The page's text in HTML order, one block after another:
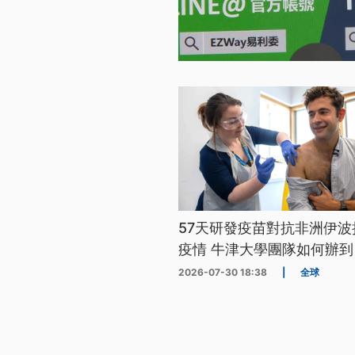
57天研發疫苗對抗非洲伊
疫情 牛津大學團隊如何辦
2026-07-30 18:38 全球